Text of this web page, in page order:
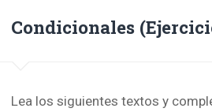
Condicionales
Lea los siguientes textos y